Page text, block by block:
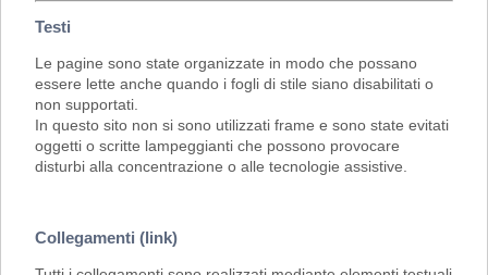
Testi
Le pagine sono state organizzate in modo che possano
essere lette anche quando i fogli di stile siano disabilitati o
non supportati.
In questo sito non si sono utilizzati frame e sono state evitati
oggetti o scritte lampeggianti che possono provocare
disturbi alla concentrazione o alle tecnologie assistive.
Collegamenti (link)